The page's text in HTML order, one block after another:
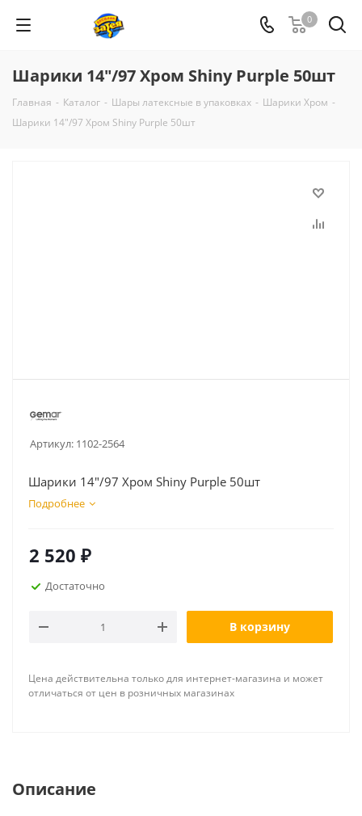
0
Шарики 14"/97 Хром Shiny Purple 50шт
Главная - Каталог - Шары латексные в упаковках - Шарики Хром -
Шарики 14"/97 Хром Shiny Purple 50шт
Артикул: 1102-2564
Шарики 14"/97 Хром Shiny Purple 50шт
Подробнее
2 520 ₽
Достаточно
В корзину
Цена действительна только для интернет-магазина и может
отличаться от цен в розничных магазинах
Описание